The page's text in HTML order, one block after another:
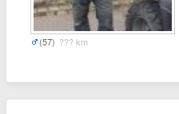
(57) ??? km